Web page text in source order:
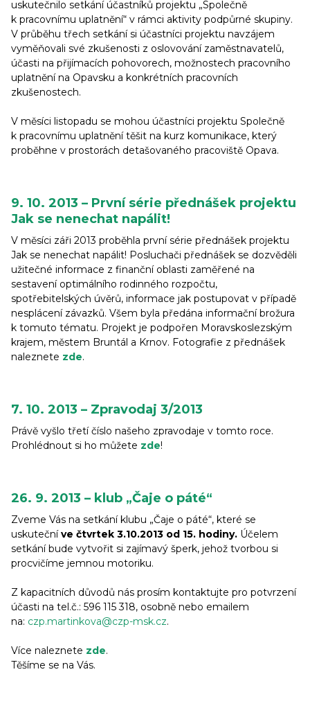
uskutečnilo setkání účastníků projektu „Společně
k pracovnímu uplatnění“ v rámci aktivity podpůrné skupiny.
V průběhu třech setkání si účastníci projektu navzájem
vyměňovali své zkušenosti z oslovování zaměstnavatelů,
účasti na přijímacích pohovorech, možnostech pracovního
uplatnění na Opavsku a konkrétních pracovních
zkušenostech.
V měsíci listopadu se mohou účastníci projektu Společně
k pracovnímu uplatnění těšit na kurz komunikace, který
proběhne v prostorách detašovaného pracoviště Opava.
9. 10. 2013 – První série přednášek projektu
Jak se nenechat napálit!
V měsíci záři 2013 proběhla první série přednášek projektu
Jak se nenechat napálit! Posluchači přednášek se dozvěděli
užitečné informace z finanční oblasti zaměřené na
sestavení optimálního rodinného rozpočtu,
spotřebitelských úvěrů, informace jak postupovat v případě
nesplácení závazků. Všem byla předána informační brožura
k tomuto tématu. Projekt je podpořen Moravskoslezským
krajem, městem Bruntál a Krnov. Fotografie z přednášek
naleznete zde.
7. 10. 2013 – Zpravodaj 3/2013
Právě vyšlo třetí číslo našeho zpravodaje v tomto roce.
Prohlédnout si ho můžete zde!
26. 9. 2013 – klub „Čaje o páté“
Zveme Vás na setkání klubu „Čaje o páté“, které se
uskutečníve čtvrtek 3.10.2013 od 15. hodiny. Účelem
setkání bude vytvořit si zajímavý šperk, jehož tvorbou si
procvičíme jemnou motoriku.
Z kapacitních důvodů nás prosím kontaktujte pro potvrzení
účasti na tel.č.: 596 115 318, osobně nebo emailem
na: czp.martinkova@czp-msk.cz.
Více naleznete zde.
Těšíme se na Vás.